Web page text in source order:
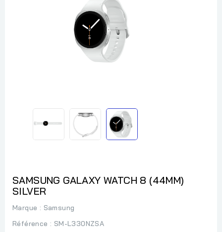
SAMSUNG GALAXY WATCH 8 (44MM)
SILVER
Marque : Samsung
Référence : SM-L330NZSA